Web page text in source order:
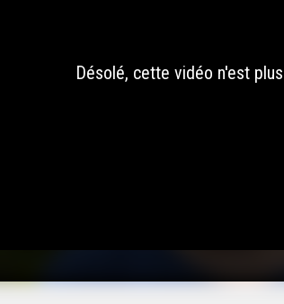
Désolé, cette vidéo n'est